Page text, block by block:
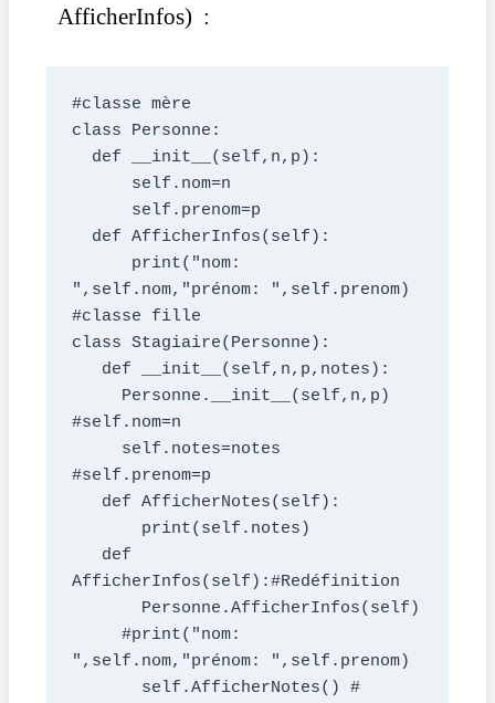
AfficherInfos) :
#classe mère
class Personne:
  def __init__(self,n,p):
      self.nom=n
      self.prenom=p
  def AfficherInfos(self):
",self.nom,"prénom: ",self.prenom)
#classe fille
class Stagiaire(Personne):
   def __init__(self,n,p,notes):
#self.nom=n
#self.prenom=p
   def AfficherNotes(self):
       print(self.notes)
AfficherInfos(self):#Redéfinition
       Personne.AfficherInfos(self)
",self.nom,"prénom: ",self.prenom)